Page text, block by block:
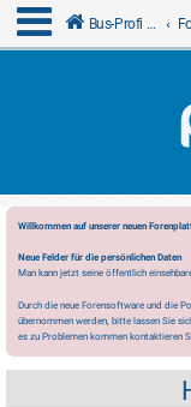
Bus-Profi GmbH
Willkommen auf unserer neuen
Neue Felder für die persönlichen Daten
Man kann jetzt seine öffentlich
Durch die neue Forensoftware und die
übernommen werden, bitte lassen Sie
es zu Problemen kommen kontaktieren